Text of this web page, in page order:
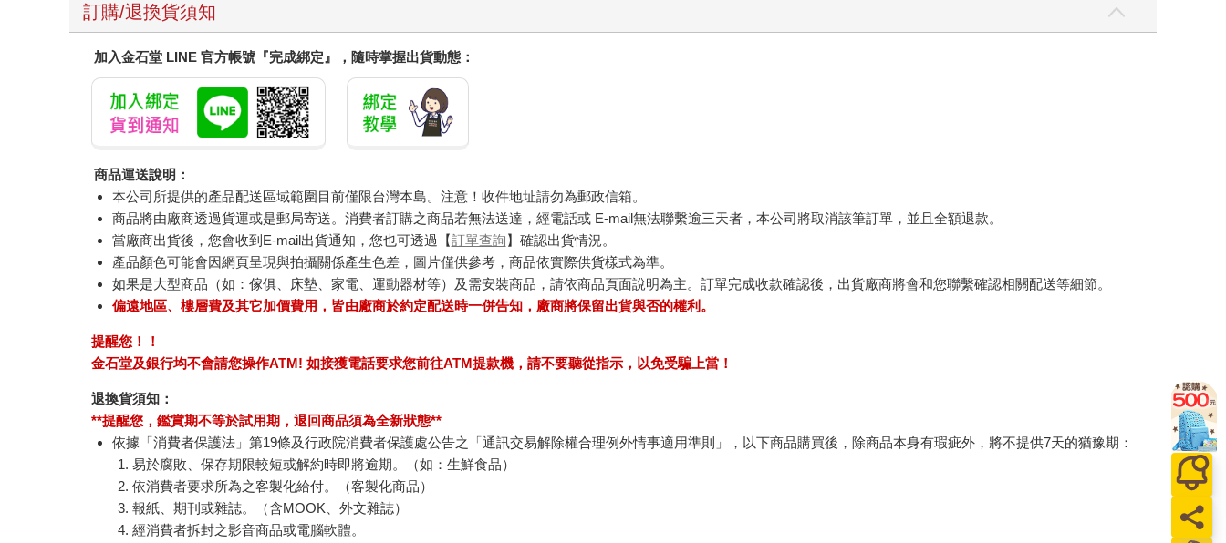
訂購/退換貨須知
加入金石堂 LINE 官方帳號『完成綁定』，隨時掌握出貨動態：
商品運送說明：
本公司所提供的產品配送區域範圍目前僅限台灣本島。注意！收件地址請勿為郵政信箱。
商品將由廠商透過貨運或是郵局寄送。消費者訂購之商品若無法送達，經電話或 E-mail無法聯繫逾三天者，本公司將取消該筆訂單，並且全額退款。
當廠商出貨後，您會收到E-mail出貨通知，您也可透過【訂單查詢】確認出貨情況。
產品顏色可能會因網頁呈現與拍攝關係產生色差，圖片僅供參考，商品依實際供貨樣式為準。
如果是大型商品（如：傢俱、床墊、家電、運動器材等）及需安裝商品，請依商品頁面說明為主。訂單完成收款確認後，出貨廠商將會和您聯繫確認相關配送等細節。
偏遠地區、樓層費及其它加價費用，皆由廠商於約定配送時一併告知，廠商將保留出貨與否的權利。
提醒您！！
金石堂及銀行均不會請您操作ATM! 如接獲電話要求您前往ATM提款機，請不要聽從指示，以免受騙上當！
退換貨須知：
**提醒您，鑑賞期不等於試用期，退回商品須為全新狀態**
依據「消費者保護法」第19條及行政院消費者保護處公告之「通訊交易解除權合理例外情事適用準則」，以下商品購買後，除商品本身有瑕疵外，將不提供7天的猶豫期：
易於腐敗、保存期限較短或解約時即將逾期。（如：生鮮食品）
依消費者要求所為之客製化給付。（客製化商品）
報紙、期刊或雜誌。（含MOOK、外文雜誌）
經消費者拆封之影音商品或電腦軟體。